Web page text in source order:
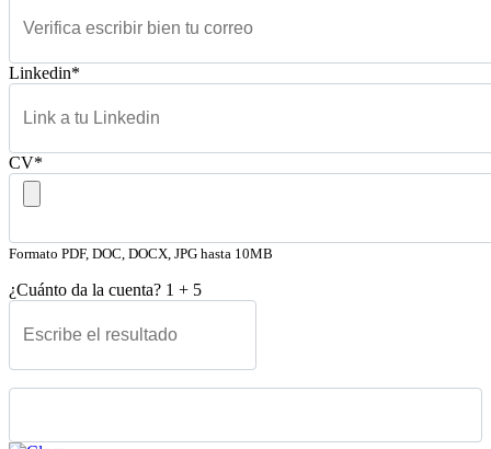
Linkedin*
CV*
Formato PDF, DOC, DOCX, JPG hasta 10MB
¿Cuánto da la cuenta? 1 + 5
Please leave this field empty.